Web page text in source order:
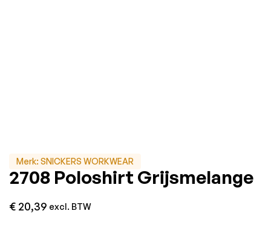
Merk: SNICKERS WORKWEAR
2708 Poloshirt Grijsmelange
€ 20,39 excl. BTW